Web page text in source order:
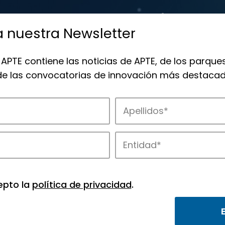
nuestra Newsletter
contiene las noticias de APTE, de los
las convocatorias de innovación más
la política de privacidad.